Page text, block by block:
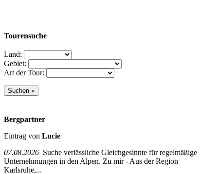
Tourensuche
Land:
Gebiet:
Art der Tour:
Bergpartner
Eintrag von Lucie
07.08.2026 Suche verlässliche Gleichgesinnte für regelmäßige
Unternehmungen in den Alpen. Zu mir - Aus der Region
Karlsruhe,...